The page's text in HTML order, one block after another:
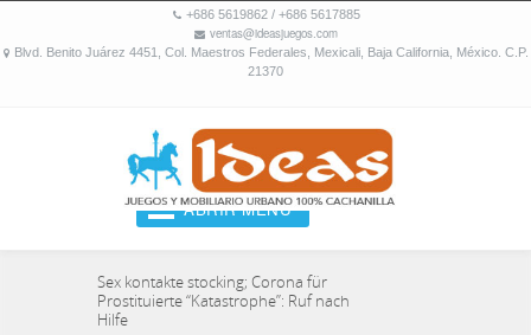
+686 5619862 / +686 5617885
ventas@ideasjuegos.com
Blvd. Benito Juárez 4451, Col. Maestros Federales, Mexicali, Baja California, México. C.P.
21370
ABRIR MENU
Sex kontakte stocking; Corona für
Prostituierte “Katastrophe”: Ruf nach
Hilfe